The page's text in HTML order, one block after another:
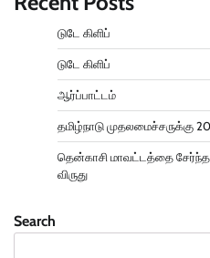
டுடே கிளிப்
டுடே கிளிப்
ஆர்ப்பாட்டம்
தமிழ்நாடு முதலமைச்சருக்கு
தென்காசி மாவட்டத்தை சேர்ந்த
விருது
Search